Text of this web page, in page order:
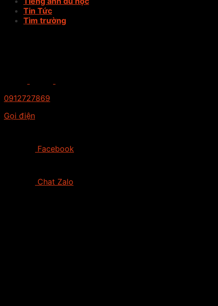
Tin Tức
Tìm trường
0912727869
Gọi điện
Facebook
Chat Zalo